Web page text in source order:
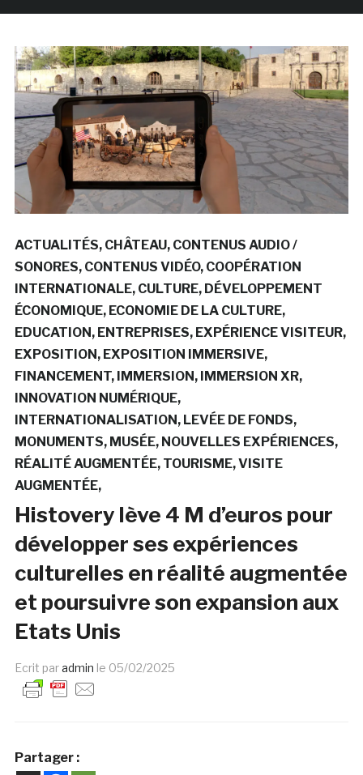
ACTUALITÉS CHÂTEAU CONTENUS AUDIO /
SONORES CONTENUS VIDÉO COOPÉRATION
INTERNATIONALE CULTURE DÉVELOPPEMENT
ÉCONOMIQUE ECONOMIE DE LA CULTURE
EDUCATION ENTREPRISES EXPÉRIENCE VISITEUR
EXPOSITION EXPOSITION IMMERSIVE
FINANCEMENT IMMERSION IMMERSION XR
INNOVATION NUMÉRIQUE
INTERNATIONALISATION LEVÉE DE FONDS
MONUMENTS MUSÉE NOUVELLES EXPÉRIENCES
RÉALITÉ AUGMENTÉE TOURISME VISITE
AUGMENTÉE
Histovery lève 4 M d’euros pour
développer ses expériences
culturelles en réalité augmentée
et poursuivre son expansion aux
Etats Unis
Ecrit paradmin le 05/02/2025
Partager :